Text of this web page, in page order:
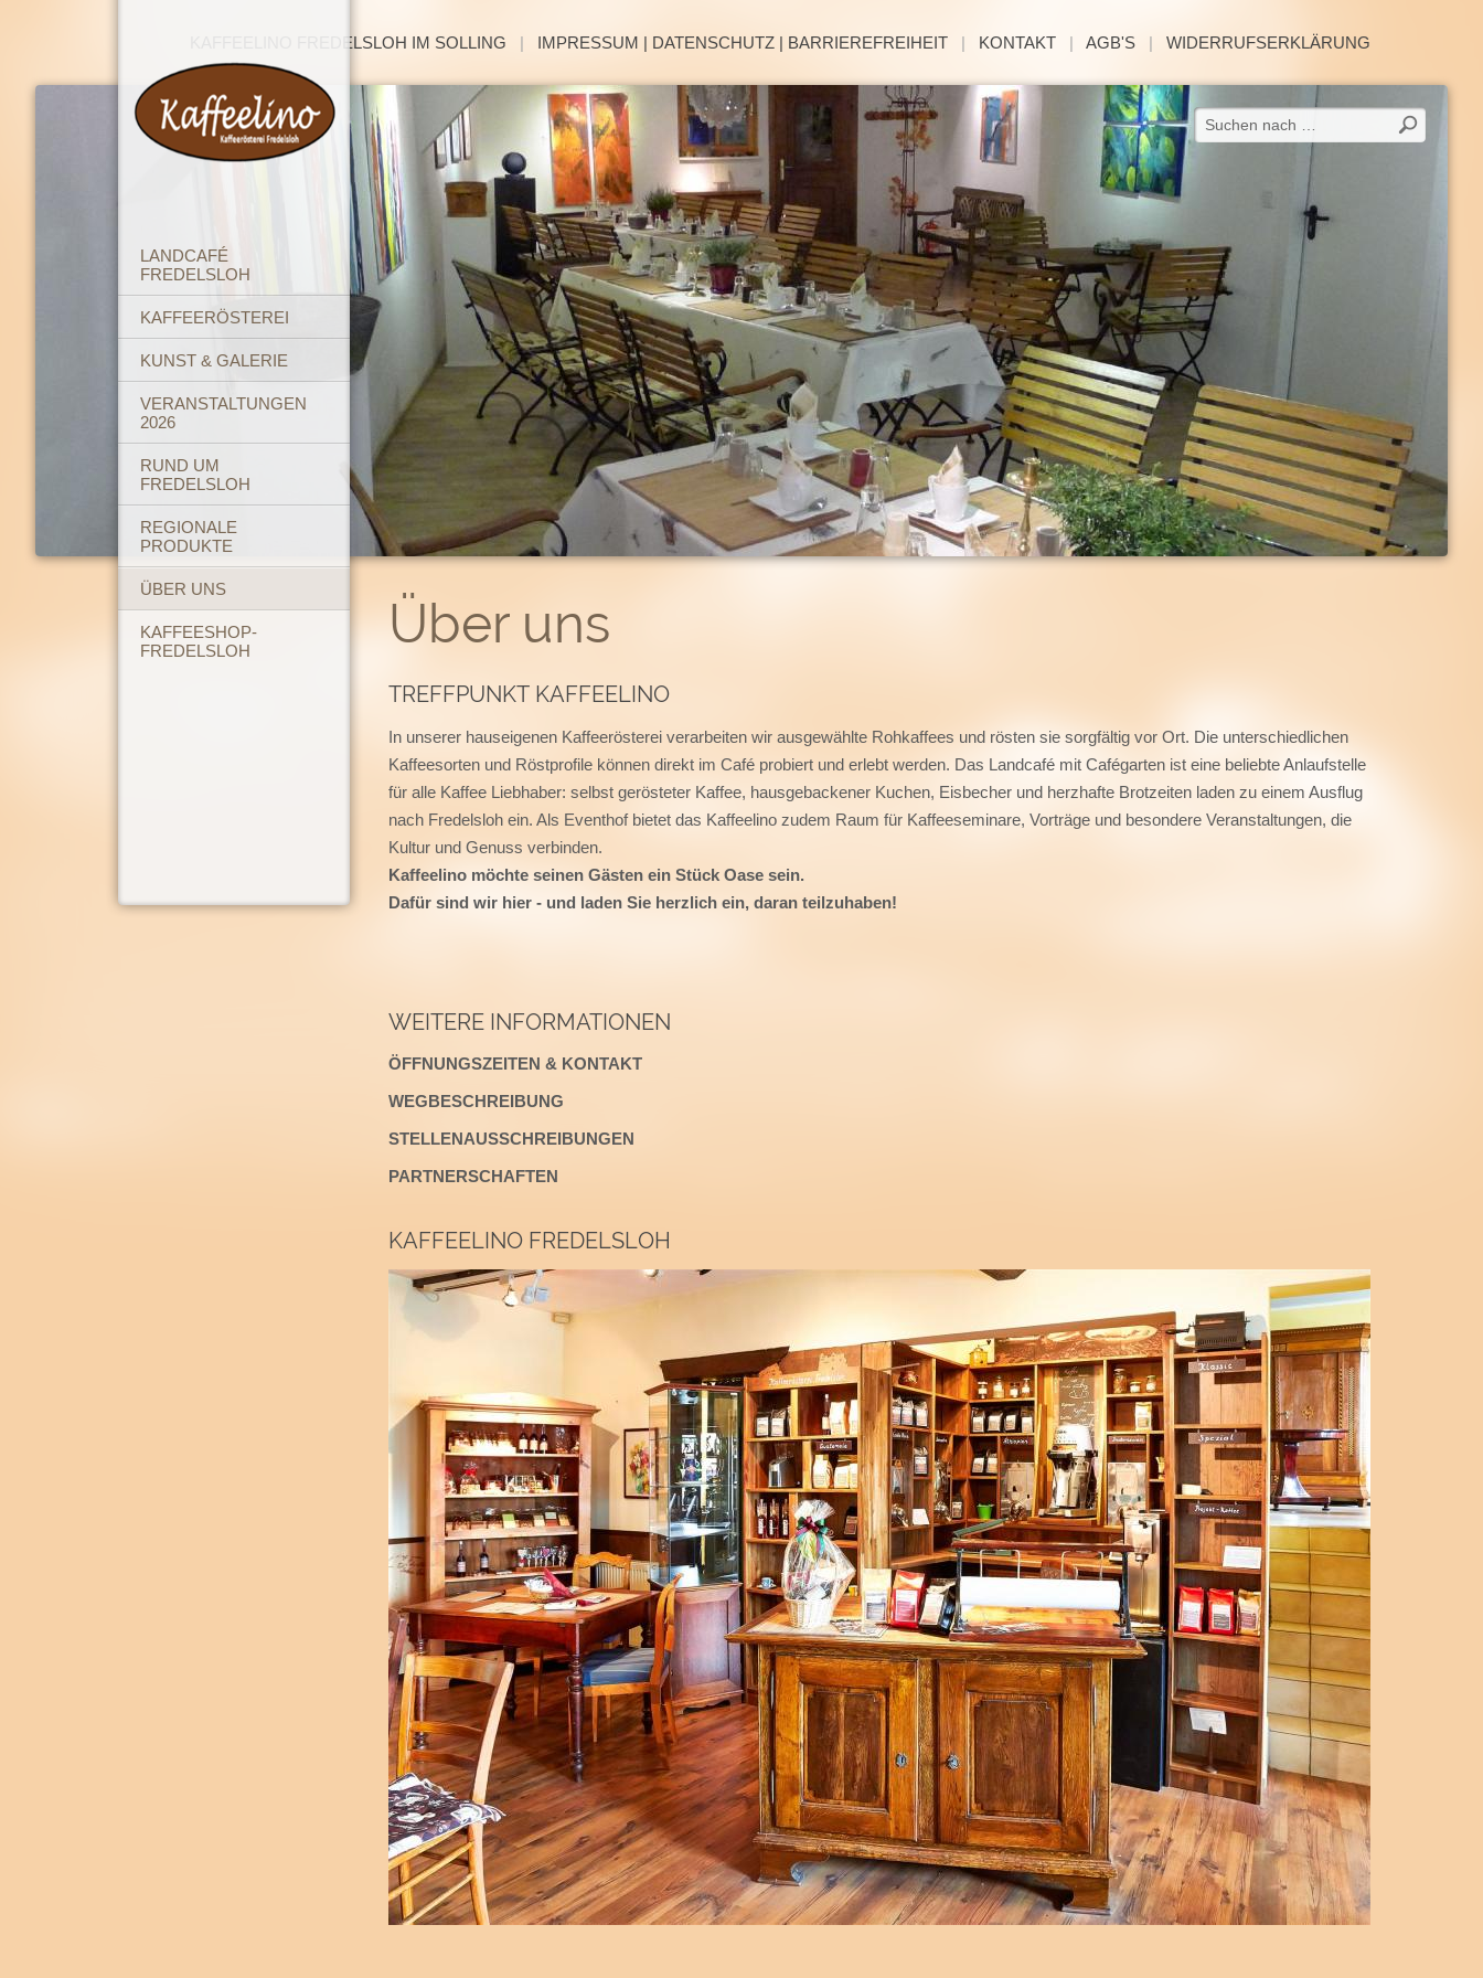
LANDCAFÉ
FREDELSLOH
KAFFEERÖSTEREI
KUNST & GALERIE
VERANSTALTUNGEN
2026
RUND UM
FREDELSLOH
REGIONALE
PRODUKTE
ÜBER UNS
KAFFEESHOP-
FREDELSLOH
KAFFEELINO FREDELSLOH IM SOLLING | IMPRESSUM | DATENSCHUTZ | BARRIEREFREIHEIT | KONTAKT | AGB'S | WIDERRUFSERKLÄRUNG
Über uns
TREFFPUNKT KAFFEELINO
In unserer hauseigenen Kaffeerösterei verarbeiten wir ausgewählte Rohkaffees und rösten sie sorgfältig vor Ort. Die unterschiedlichen
Kaffeesorten und Röstprofile können direkt im Café probiert und erlebt werden. Das Landcafé mit Cafégarten ist eine beliebte Anlaufstelle
für alle Kaffee Liebhaber: selbst gerösteter Kaffee, hausgebackener Kuchen, Eisbecher und herzhafte Brotzeiten laden zu einem Ausflug
nach Fredelsloh ein. Als Eventhof bietet das Kaffeelino zudem Raum für Kaffeeseminare, Vorträge und besondere Veranstaltungen, die
Kultur und Genuss verbinden.
Kaffeelino möchte seinen Gästen ein Stück Oase sein.
Dafür sind wir hier - und laden Sie herzlich ein, daran teilzuhaben!
WEITERE INFORMATIONEN
ÖFFNUNGSZEITEN & KONTAKT
WEGBESCHREIBUNG
STELLENAUSSCHREIBUNGEN
PARTNERSCHAFTEN
KAFFEELINO FREDELSLOH